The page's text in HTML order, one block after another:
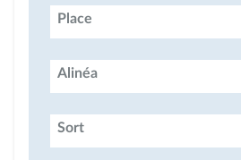
Place
Alinéa
Sort